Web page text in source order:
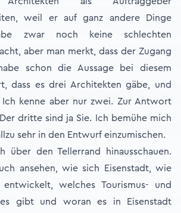
weil er auf ganz andere Dinge
zwar noch keine schlechten
aber man merkt, dass der Zugang
schon die Aussage bei diesem
dass es drei Architekten gäbe, und
kenne aber nur zwei. Zur Antwort
dritte sind ja Sie. Ich bemühe mich
sehr in den Entwurf einzumischen.
über den Tellerrand hinausschauen.
ansehen, wie sich Eisenstadt, wie
welches Tourismus- und
es gibt und woran es in Eisenstadt